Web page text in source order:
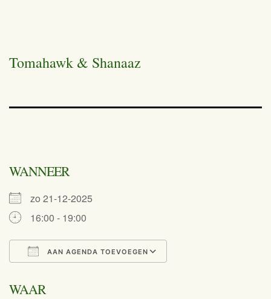
Tomahawk & Shanaaz
WANNEER
zo 21-12-2025
16:00 - 19:00
AAN AGENDA TOEVOEGEN
WAAR